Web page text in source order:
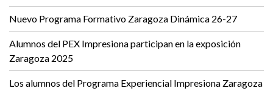
Nuevo Programa Formativo Zaragoza Dinámica 26-27
Alumnos del PEX Impresiona participan en la exposición
Zaragoza 2025
Los alumnos del Programa Experiencial Impresiona Zaragoza